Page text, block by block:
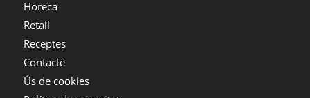
Horeca
Retail
Receptes
Contacte
Ús de cookies